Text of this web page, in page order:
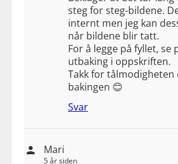
steg for steg-bildene.
internt men jeg kan
når bildene blir tatt.
For å legge på fyllet, se
utbaking i oppskriften.
Takk for tålmodigheten
bakingen 😊
Svar
Mari
5 år siden